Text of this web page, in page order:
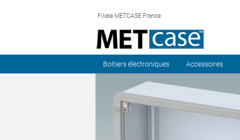
Filiale METCASE France
Boitiers électroniques Accessoires